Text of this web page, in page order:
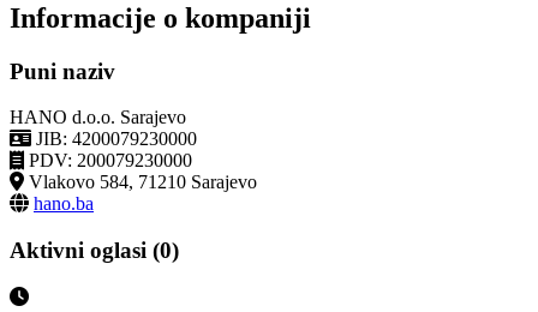
Informacije o kompaniji
Puni naziv
HANO d.o.o. Sarajevo
JIB: 4200079230000
PDV: 200079230000
Vlakovo 584, 71210 Sarajevo
hano.ba
Aktivni oglasi (0)